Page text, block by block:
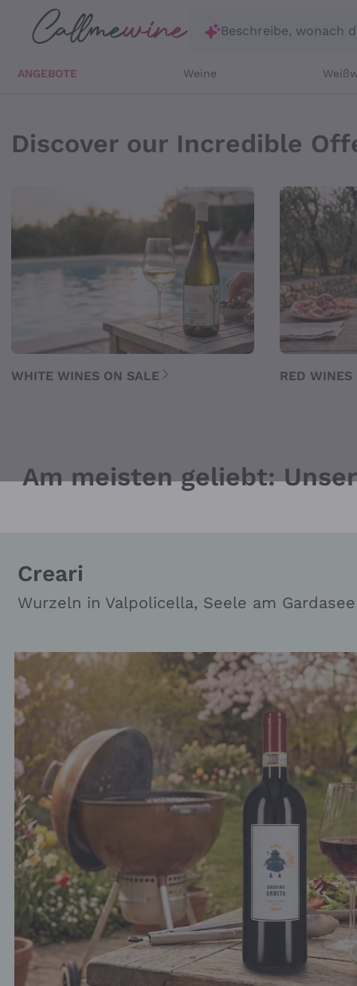
Zum Hauptinhalt springen
Beschreibe, wonach
ANGEBOTE Weine
Discover our Incredible
WHITE WINES ON SALE RED WINES
Am meisten geliebt:
Creari
Wurzeln in Valpolicella, Seele am Gardasee